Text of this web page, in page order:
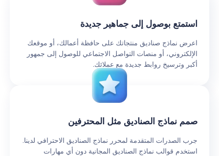
استمتع بوصول إلى جماهير جديدة
اعرض نماذج صناديق منتجاتك على حافظة أعمالك، أو موقعك
الإلكتروني، أو منصات التواصل الاجتماعي للوصول إلى جمهور
أكبر وترسيخ روابط جديدة مع عملائك.
صمم نماذج الصناديق مثل المحترفين
جرب الصدرات المتقدمة لمحرر نماذج الصناديق الاحترافي لدينا.
استخدم قوالب نماذج الصناديق المجانية دون أي مهارات